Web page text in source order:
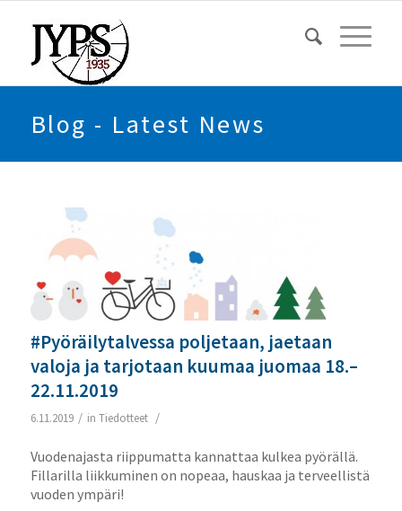
Blog - Latest News
#Pyöräilytalvessa poljetaan, jaetaan
valoja ja tarjotaan kuumaa juomaa 18.–
22.11.2019
6.11.2019 / in Tiedotteet /
Vuodenajasta riippumatta kannattaa kulkea pyörällä.
Fillarilla liikkuminen on nopeaa, hauskaa ja terveellistä
vuoden ympäri!